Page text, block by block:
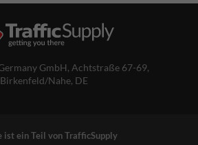
GmbH, Achtstraße 67-69,
Birkenfeld/Nahe, DE
ist ein Teil von TrafficSupply